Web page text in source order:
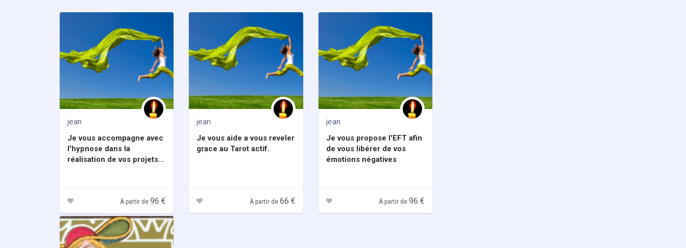
jean
Je vous accompagne avec
l'hypnose dans la
réalisation de vos projets
À partir de96 €
jean
Je vous aide a vous reveler
grace au Tarot actif.
À partir de 66 €
jean
Je vous propose l'EFT afin
de vous libérer de vos
émotions négatives
À partir de 96 €